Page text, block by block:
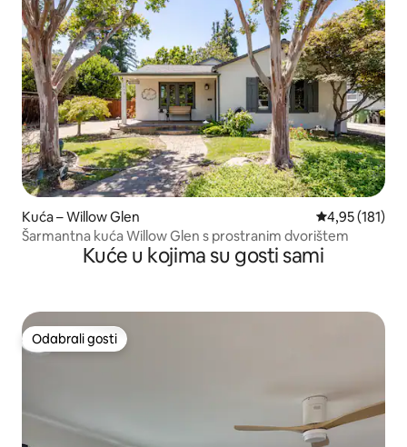
Kuća – Willow Glen Prosječna
4,95 (181)
Šarmantna kuća Willow Glen s prostranim dvorištem
Kuće u kojima su gosti sami
Odabrali gosti
Odabrali gosti